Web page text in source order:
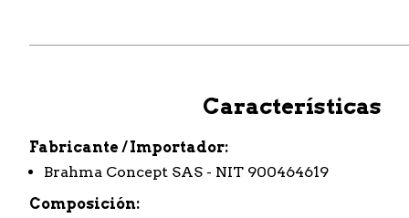
Características
Fabricante / Importador
Brahma Concept SAS - NIT 900464619
Composición